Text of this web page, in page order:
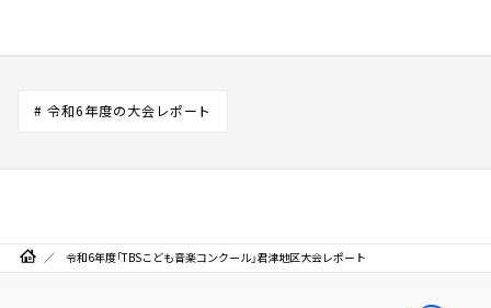
# 令和6年度の大会レポート
令和6年度「TBSこども音楽コンクール」君津地区大会レポート